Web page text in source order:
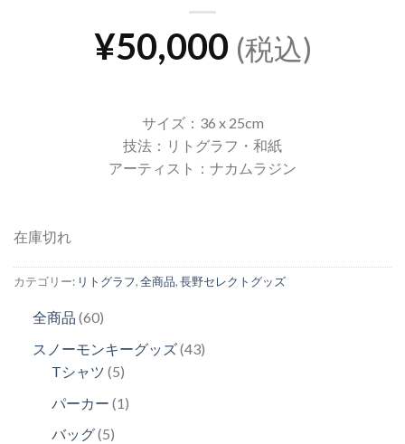
¥50,000 (税込)
サイズ：36 x 25cm
技法：リトグラフ・和紙
アーティスト：ナカムラジン
在庫切れ
カテゴリー: リトグラフ,全商品,長野セレクトグッズ
全商品 6060
の
商
品
スノーモンキーグッズ 4343
Tシャツ 55
の
パーカー 1 1
バッグ 55